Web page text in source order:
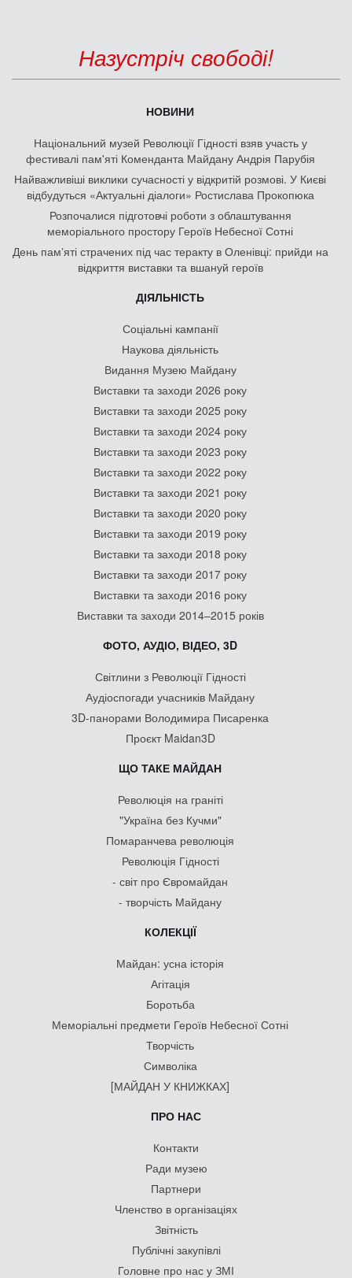
Назустріч свободі!
НОВИНИ
Національний музей Революції Гідності взяв участь у
фестивалі пам'яті Коменданта Майдану Андрія Парубія
Найважливіші виклики сучасності у відкритій розмові. У Києві
відбудуться «Актуальні діалоги» Ростислава Прокопюка
Розпочалися підготовчі роботи з облаштування
меморіального простору Героїв Небесної Сотні
День памʼяті страчених під час теракту в Оленівці: прийди на
відкриття виставки та вшануй героїв
ДІЯЛЬНІСТЬ
Соціальні кампанії
Наукова діяльність
Видання Музею Майдану
Виставки та заходи 2026 року
Виставки та заходи 2025 року
Виставки та заходи 2024 року
Виставки та заходи 2023 року
Виставки та заходи 2022 року
Виставки та заходи 2021 року
Виставки та заходи 2020 року
Виставки та заходи 2019 року
Виставки та заходи 2018 року
Виставки та заходи 2017 року
Виставки та заходи 2016 року
Виставки та заходи 2014–2015 років
ФОТО, АУДІО, ВІДЕО, 3D
Світлини з Революції Гідності
Аудіоспогади учасників Майдану
3D-панорами Володимира Писаренка
Проєкт Maidan3D
ЩО ТАКЕ МАЙДАН
Революція на граніті
"Україна без Кучми"
Помаранчева революція
Революція Гідності
- світ про Євромайдан
- творчість Майдану
КОЛЕКЦІЇ
Майдан: усна історія
Агітація
Боротьба
Меморіальні предмети Героїв Небесної Сотні
Творчість
Символіка
[МАЙДАН У КНИЖКАХ]
ПРО НАС
Контакти
Ради музею
Партнери
Членство в організаціях
Звітність
Публічні закупівлі
Головне про нас у ЗМІ